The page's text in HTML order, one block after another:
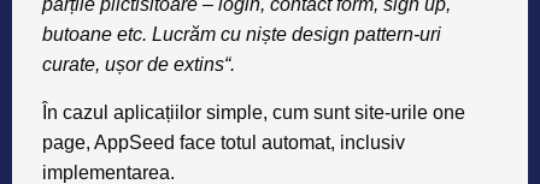
părțile plictisitoare – login, contact form, sign up,
butoane etc. Lucrăm cu niște design pattern-uri
curate, ușor de extins“.
În cazul aplicațiilor simple, cum sunt site-urile one
page, AppSeed face totul automat, inclusiv
implementarea.